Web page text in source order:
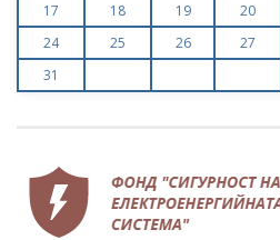
17
18 19 20
24
25 26 27
31